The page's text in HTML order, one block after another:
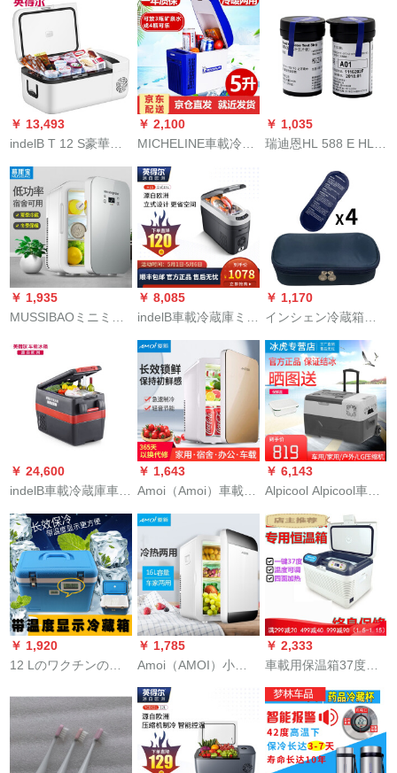
して無霜一級の機能
があります。家庭用
冷蔵庫の省エネ三門
両門はドアを開けま
す。
冷暖房車通用12 V快
速冷凍車用PN-09 R
兼用25リットルダブ
ル冷冻料理水ビール
など
￥ 13,493
indelB T 12 S豪華車
コンプレッサー冷凍
庫小型保温車家兼用
ミニ
￥ 2,100
MICHELINE車載冷凍
庫冷蔵庫冷蔵庫冷蔵
庫冷蔵庫冷凍庫小型
母乳化粧品/医薬品冷
蔵庫冷凍庫冷凍庫加
熱可能冷凍車/家庭用
オプションミニ冷蔵
庫5258 ML 5リット
ル冷暖房冷蔵庫車用
￥ 1,035
瑞迪恩HL 588 E HL
計の試験紙502 XY試
験片A 01 50枚の試験
紙(25枚の1本*2)+50
個の採血針+50枚
￥ 1,935
MUSSIBAOミニミニ
家庭用便利式小型学
生寮賃貸小型冷蔵庫1
人用化粧品母乳冷蔵
保存12 Lシングル核-
デジタル温度調節可
￥ 8,085
indelB車載冷蔵庫ミニ
便利冷蔵庫屋外旅行
冷凍冷蔵庫H 15リッ
トル
￥ 1,170
インシェン冷蔵箱便
グ保温袋冷凍袋ミニ
小氷包紺大サイズ4つ
の原装冷蔵条
￥ 24,600
indelB車載冷蔵庫車家
兼用大型トラック車
載冷蔵庫X 40車載ア
イスボックス屋外旅
行コンプレッサー保
冷冷凍車用冷蔵庫大
容量自動車大冷蔵庫X
40
￥ 1,643
Amoi（Amoi）車載冷
蔵庫ミニ冷蔵庫車家
兼用小型家庭用寮の
寝室暖房器果物化粧
品の漢方薬冷蔵保存
保存10 Lゴールド
（単核機械タイプ）
車家兼用
￥ 6,143
Alpicool Alpicool車載
冷蔵庫コンプレッサ
ー冷凍車の家は冷凍
冷蔵ミニ冷蔵庫を兼
用しています。便利
なレバー付き冷蔵庫
は-20℃30リットルの
車の家兼用+APP+LG
コンプレッサーに達
することができま
す。
￥ 1,920
12 Lのワクチンのけ
を持って表示するこ
とに適用します。薬
品の配送箱のワクチ
ンが輸送しやすいで
￥ 1,785
Amoi（AMOI）小型
冷蔵庫車載冷蔵庫ミ
ニ車載家兼用8 L-20 L
小型家庭電器寮学生
冷凍保冷キッチンリ
ビング用16 L白黒タ
￥ 2,333
車載用保温箱37度の
腹透液加熱箱の腹透
液恒温箱の腹膜家庭
用恒温箱AAA 12 L家
庭用(2袋入り)—加熱